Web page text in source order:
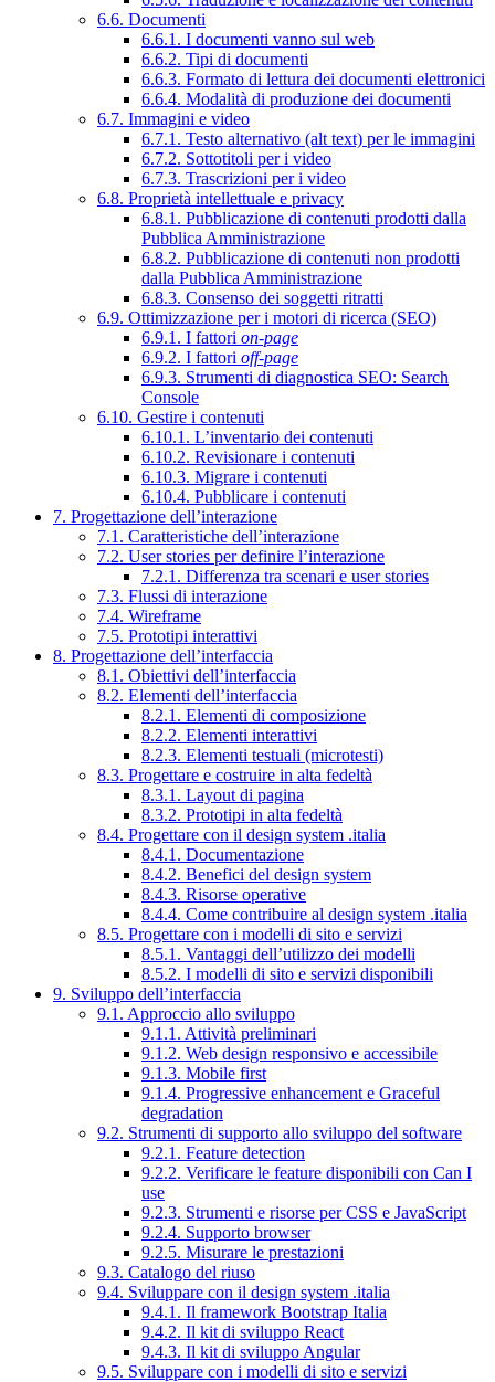
6.6. Documenti
6.6.1. I documenti vanno sul web
6.6.2. Tipi di documenti
6.6.3. Formato di lettura dei documenti elettronici
6.6.4. Modalità di produzione dei documenti
6.7. Immagini e video
6.7.1. Testo alternativo (alt text) per le immagini
6.7.2. Sottotitoli per i video
6.7.3. Trascrizioni per i video
6.8. Proprietà intellettuale e privacy
6.8.1. Pubblicazione di contenuti prodotti dalla
Pubblica Amministrazione
6.8.2. Pubblicazione di contenuti non prodotti
dalla Pubblica Amministrazione
6.8.3. Consenso dei soggetti ritratti
6.9. Ottimizzazione per i motori di ricerca (SEO)
6.9.1. I fattori on-page
6.9.2. I fattori off-page
6.9.3. Strumenti di diagnostica SEO: Search
Console
6.10. Gestire i contenuti
6.10.1. L’inventario dei contenuti
6.10.2. Revisionare i contenuti
6.10.3. Migrare i contenuti
6.10.4. Pubblicare i contenuti
7. Progettazione dell’interazione
7.1. Caratteristiche dell’interazione
7.2. User stories per definire l’interazione
7.2.1. Differenza tra scenari e user stories
7.3. Flussi di interazione
7.4. Wireframe
7.5. Prototipi interattivi
8. Progettazione dell’interfaccia
8.1. Obiettivi dell’interfaccia
8.2. Elementi dell’interfaccia
8.2.1. Elementi di composizione
8.2.2. Elementi interattivi
8.2.3. Elementi testuali (microtesti)
8.3. Progettare e costruire in alta fedeltà
8.3.1. Layout di pagina
8.3.2. Prototipi in alta fedeltà
8.4. Progettare con il design system .italia
8.4.1. Documentazione
8.4.2. Benefici del design system
8.4.3. Risorse operative
8.4.4. Come contribuire al design system .italia
8.5. Progettare con i modelli di sito e servizi
8.5.1. Vantaggi dell’utilizzo dei modelli
8.5.2. I modelli di sito e servizi disponibili
9. Sviluppo dell’interfaccia
9.1. Approccio allo sviluppo
9.1.1. Attività preliminari
9.1.2. Web design responsivo e accessibile
9.1.3. Mobile first
9.1.4. Progressive enhancement e Graceful
degradation
9.2. Strumenti di supporto allo sviluppo del software
9.2.1. Feature detection
9.2.2. Verificare le feature disponibili con Can I
use
9.2.3. Strumenti e risorse per CSS e JavaScript
9.2.4. Supporto browser
9.2.5. Misurare le prestazioni
9.3. Catalogo del riuso
9.4. Sviluppare con il design system .italia
9.4.1. Il framework Bootstrap Italia
9.4.2. Il kit di sviluppo React
9.4.3. Il kit di sviluppo Angular
9.5. Sviluppare con i modelli di sito e servizi